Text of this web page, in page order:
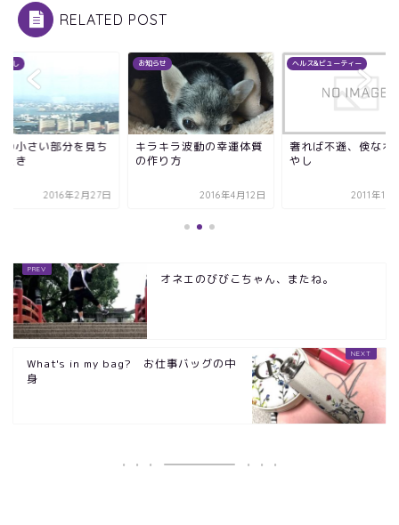
RELATED POST
話し
の小さい部分を見ち
とき
2016年2月27日
お知らせ
キラキラ波動の幸運体質
の作り方
2016年4月12日
ヘルス&ビューティー
奢れば不遜、倹なれ
やし
2011年10
オネエのびびこちゃん、またね。
What's in my bag? お仕事バッグの中
身